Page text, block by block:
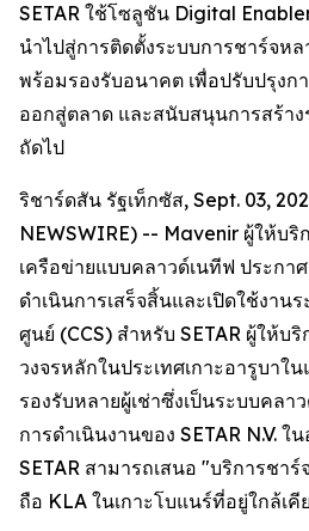
SETAR ใช้โซลูชัน Digital
นำไปสู่การติดตั้งระบบการชาร์จห
พร้อมรองรับอนาคต เพื่อปรับปรุงกา
ออกสู่ตลาด และสนับสนุนการสร้าง
ถัดไป
ริชาร์ดสัน รัฐเท็กซัส, Sept. 03,
NEWSWIRE) -- Mavenir ผู้ให้บริ
เครือข่ายแบบคลาวด์เนทีฟ ประกา
ดำเนินการเสร็จสิ้นและเปิดใช้งาน
ศูนย์ (CCS) สำหรับ SETAR ผู้ให้บ
วงจรหลักในประเทศเกาะอารูบาใ
รองรับหลายผู้เช่าซึ่งเป็นระบบคล
การดำเนินงานของ SETAR N.V. ใ
SETAR สามารถเสนอ "บริการชา
ถือ KLA ในเกาะโบแนร์ที่อยู่ใกล้เคี